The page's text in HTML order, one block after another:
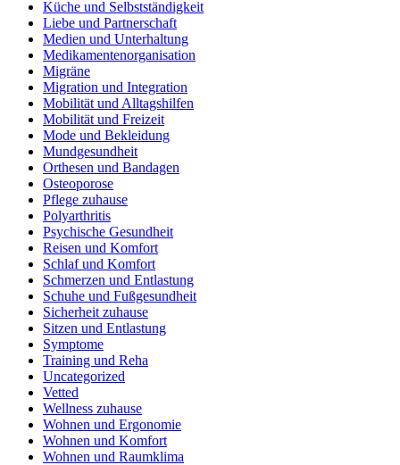
Küche und Selbstständigkeit
Liebe und Partnerschaft
Medien und Unterhaltung
Medikamentenorganisation
Migräne
Migration und Integration
Mobilität und Alltagshilfen
Mobilität und Freizeit
Mode und Bekleidung
Mundgesundheit
Orthesen und Bandagen
Osteoporose
Pflege zuhause
Polyarthritis
Psychische Gesundheit
Reisen und Komfort
Schlaf und Komfort
Schmerzen und Entlastung
Schuhe und Fußgesundheit
Sicherheit zuhause
Sitzen und Entlastung
Symptome
Training und Reha
Uncategorized
Vetted
Wellness zuhause
Wohnen und Ergonomie
Wohnen und Komfort
Wohnen und Raumklima